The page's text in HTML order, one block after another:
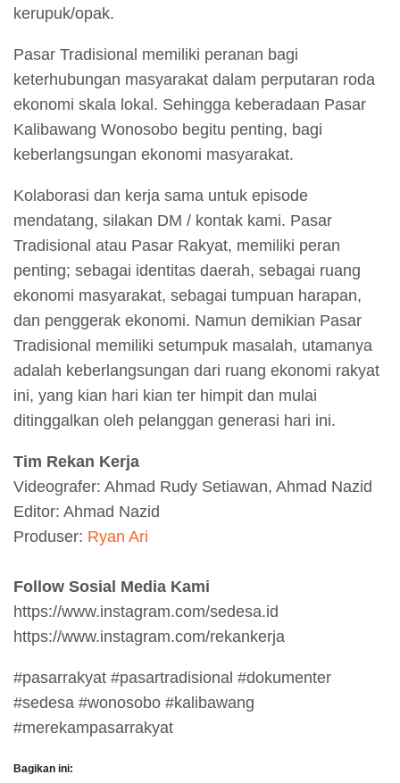
kerupuk/opak.
Pasar Tradisional memiliki peranan bagi
keterhubungan masyarakat dalam perputaran roda
ekonomi skala lokal. Sehingga keberadaan Pasar
Kalibawang Wonosobo begitu penting, bagi
keberlangsungan ekonomi masyarakat.
Kolaborasi dan kerja sama untuk episode
mendatang, silakan DM / kontak kami. Pasar
Tradisional atau Pasar Rakyat, memiliki peran
penting; sebagai identitas daerah, sebagai ruang
ekonomi masyarakat, sebagai tumpuan harapan,
dan penggerak ekonomi. Namun demikian Pasar
Tradisional memiliki setumpuk masalah, utamanya
adalah keberlangsungan dari ruang ekonomi rakyat
ini, yang kian hari kian ter himpit dan mulai
ditinggalkan oleh pelanggan generasi hari ini.
Tim Rekan Kerja
Videografer: Ahmad Rudy Setiawan, Ahmad Nazid
Editor: Ahmad Nazid
Produser: Ryan Ari
Follow Sosial Media Kami
https://www.instagram.com/sedesa.id
https://www.instagram.com/rekankerja
#pasarrakyat #pasartradisional #dokumenter
#sedesa #wonosobo #kalibawang
#merekampasarrakyat
Bagikan ini: